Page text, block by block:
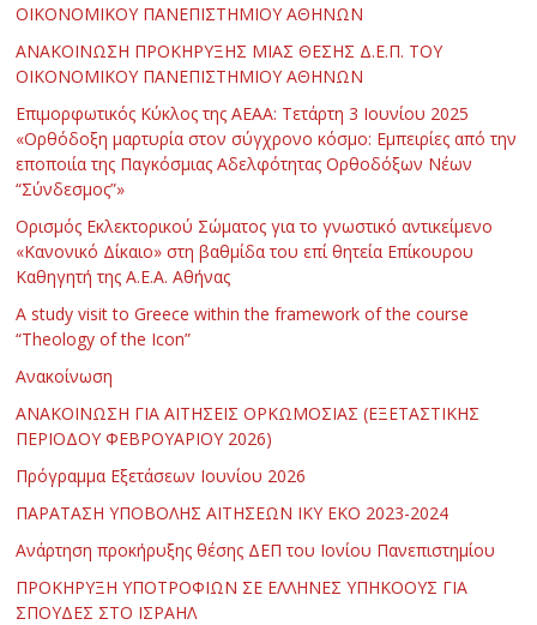
ΟΙΚΟΝΟΜΙΚΟΥ ΠΑΝΕΠΙΣΤΗΜΙΟΥ ΑΘΗΝΩΝ
ΑΝΑΚΟΙΝΩΣΗ ΠΡΟΚΗΡΥΞΗΣ ΜΙΑΣ ΘΕΣΗΣ Δ.Ε.Π. ΤΟΥ
ΟΙΚΟΝΟΜΙΚΟΥ ΠΑΝΕΠΙΣΤΗΜΙΟΥ ΑΘΗΝΩΝ
Επιμορφωτικός Κύκλος της ΑΕΑΑ: Τετάρτη 3 Ιουνίου 2025
«Ορθόδοξη μαρτυρία στον σύγχρονο κόσμο: Εμπειρίες από την
εποποιία της Παγκόσμιας Αδελφότητας Ορθοδόξων Νέων
“Σύνδεσμος”»
Ορισμός Εκλεκτορικού Σώματος για το γνωστικό αντικείμενο
«Κανονικό Δίκαιο» στη βαθμίδα του επί θητεία Επίκουρου
Καθηγητή της Α.Ε.Α. Αθήνας
Α study visit to Greece within the framework of the course
“Theology of the Icon”
Ανακοίνωση
ΑΝΑΚΟΙΝΩΣΗ ΓΙΑ ΑΙΤΗΣΕΙΣ ΟΡΚΩΜΟΣΙΑΣ (ΕΞΕΤΑΣΤΙΚΗΣ
ΠΕΡΙΟΔΟΥ ΦΕΒΡΟΥΑΡΙΟΥ 2026)
Πρόγραμμα Εξετάσεων Ιουνίου 2026
ΠΑΡΑΤΑΣΗ ΥΠΟΒΟΛΗΣ ΑΙΤΗΣΕΩΝ ΙΚΥ ΕΚΟ 2023-2024
Ανάρτηση προκήρυξης θέσης ΔΕΠ του Ιονίου Πανεπιστημίου
ΠΡΟΚΗΡΥΞΗ ΥΠΟΤΡΟΦΙΩΝ ΣΕ ΕΛΛΗΝΕΣ ΥΠΗΚΟΟΥΣ ΓΙΑ
ΣΠΟΥΔΕΣ ΣΤΟ ΙΣΡΑΗΛ